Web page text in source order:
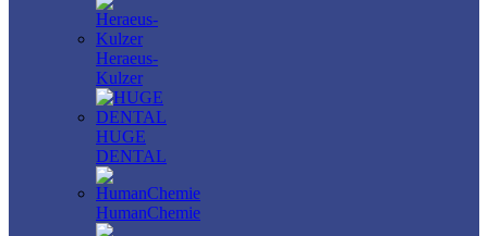
Heraeus-
Kulzer
HUGE
DENTAL
HumanChemie